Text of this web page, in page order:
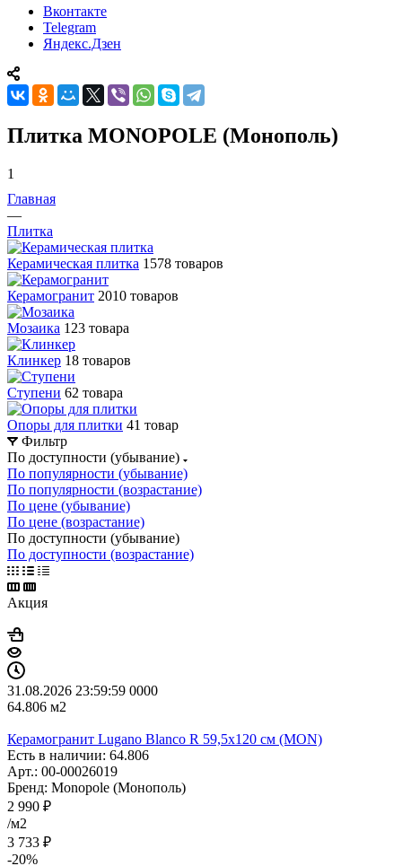
Вконтакте
Telegram
Яндекс.Дзен
Плитка MONOPOLE (Монополь)
1
Главная
—
Плитка
Керамическая плитка 1578 товаров
Керамогранит 2010 товаров
Мозаика 123 товара
Клинкер 18 товаров
Ступени 62 товара
Опоры для плитки 41 товар
Фильтр
По доступности (убывание)
По популярности (убывание)
По популярности (возрастание)
По цене (убывание)
По цене (возрастание)
По доступности (убывание)
По доступности (возрастание)
Акция
31.08.2026 23:59:59 0000
64.806 м2
Керамогранит Lugano Blanco R 59,5x120 см (MON)
Есть в наличии: 64.806
Арт.: 00-00026019
Бренд: Monopole (Монополь)
2 990 ₽
/м2
3 733 ₽
-20%